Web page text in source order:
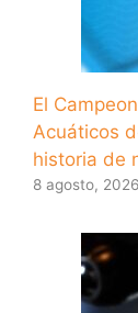
El
Acuáticos
historia de
8 agosto, 2026